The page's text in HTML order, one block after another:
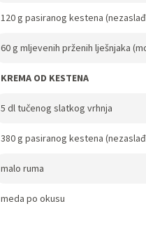
120 g pasiranog kestena
60 g mljevenih prženih lješnjaka
KREMA OD KESTENA
5 dl tučenog slatkog vrhnja
380 g pasiranog kestena
malo ruma
meda po okusu